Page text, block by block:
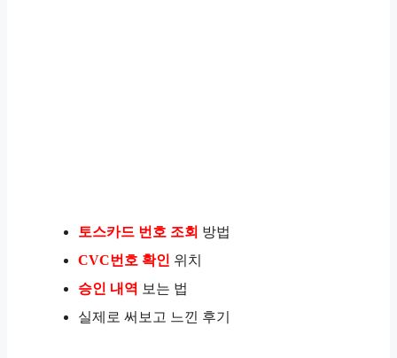
토스카드 번호 조회 방법
CVC번호 확인 위치
승인 내역 보는 법
실제로 써보고 느낀 후기